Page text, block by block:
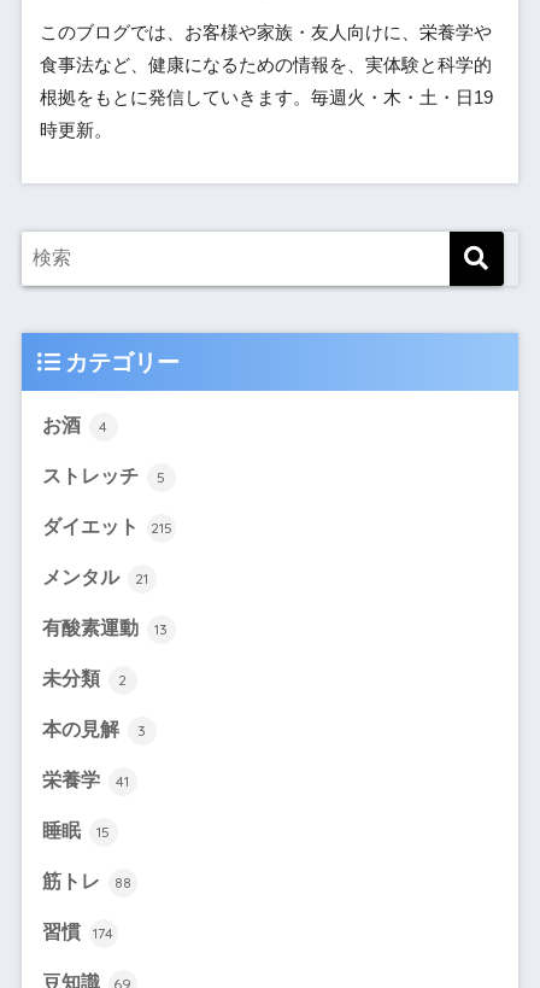
このブログでは、お客様や家族・友人向けに、栄養学や
食事法など、健康になるための情報を、実体験と科学的
根拠をもとに発信していきます。毎週火・木・土・日19
時更新。
カテゴリー
お酒 4
ストレッチ 5
ダイエット 215
メンタル 21
有酸素運動 13
未分類 2
本の見解 3
栄養学 41
睡眠 15
筋トレ 88
習慣 174
豆知識 69